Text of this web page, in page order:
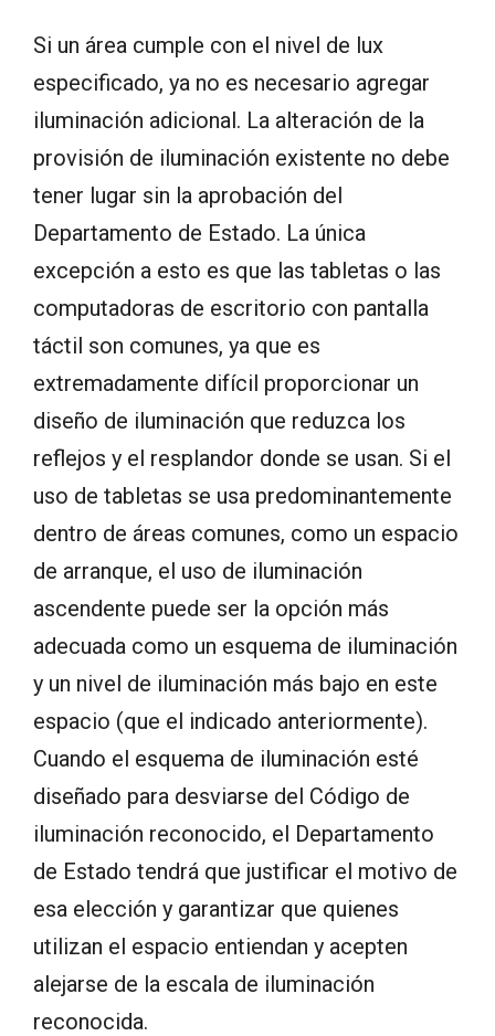
Si un área cumple con el nivel de lux
especificado, ya no es necesario agregar
iluminación adicional. La alteración de la
provisión de iluminación existente no debe
tener lugar sin la aprobación del
Departamento de Estado. La única
excepción a esto es que las tabletas o las
computadoras de escritorio con pantalla
táctil son comunes, ya que es
extremadamente difícil proporcionar un
diseño de iluminación que reduzca los
reflejos y el resplandor donde se usan. Si el
uso de tabletas se usa predominantemente
dentro de áreas comunes, como un espacio
de arranque, el uso de iluminación
ascendente puede ser la opción más
adecuada como un esquema de iluminación
y un nivel de iluminación más bajo en este
espacio (que el indicado anteriormente).
Cuando el esquema de iluminación esté
diseñado para desviarse del Código de
iluminación reconocido, el Departamento
de Estado tendrá que justificar el motivo de
esa elección y garantizar que quienes
utilizan el espacio entiendan y acepten
alejarse de la escala de iluminación
reconocida.